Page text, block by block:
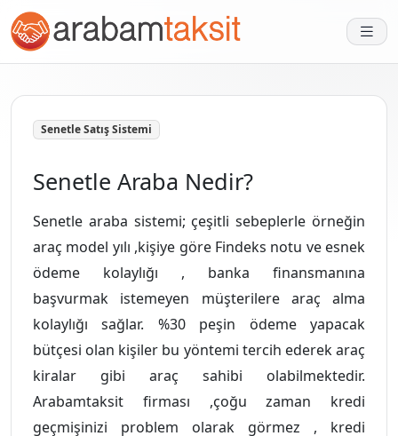
Senetle Satış Sistemi
Senetle Araba Nedir?
Senetle araba sistemi; çeşitli sebeplerle örneğin
araç model yılı ,kişiye göre Findeks notu ve esnek
ödeme kolaylığı , banka finansmanına
başvurmak istemeyen müşterilere araç alma
kolaylığı sağlar. %30 peşin ödeme yapacak
bütçesi olan kişiler bu yöntemi tercih ederek araç
kiralar gibi araç sahibi olabilmektedir.
Arabamtaksit firması ,çoğu zaman kredi
geçmişinizi problem olarak görmez , kredi